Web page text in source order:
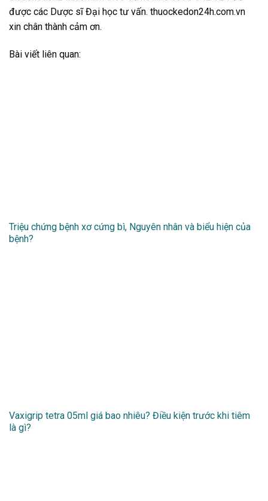
được các Dược sĩ Đại học tư vấn. thuockedon24h.com.vn
xin chân thành cảm ơn.
Bài viết liên quan:
Triệu chứng bệnh xơ cứng bì, Nguyên nhân và biểu hiện của
bệnh?
Vaxigrip tetra 05ml giá bao nhiêu? Điều kiện trước khi tiêm
là gì?